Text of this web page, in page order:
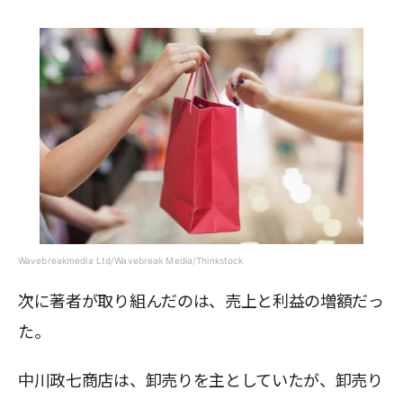
Wavebreakmedia Ltd/Wavebreak Media/Thinkstock
次に著者が取り組んだのは、売上と利益の増額だっ
た。
中川政七商店は、卸売りを主としていたが、卸売り